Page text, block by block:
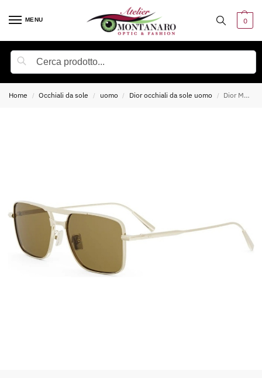
MENU 0
Home / Occhiali da sole / uomo / Dior occhiali da sole uomo / Dior Man DIORBLACKSUIT S17U Occhiali da sole